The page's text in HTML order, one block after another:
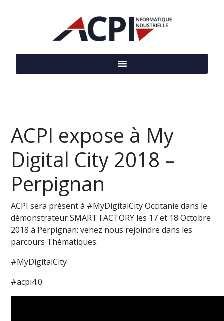
ACPI expose à My
Digital City 2018 –
Perpignan
ACPI sera présent à #MyDigitalCity Occitanie dans le
démonstrateur SMART FACTORY les 17 et 18 Octobre
2018 à Perpignan: venez nous rejoindre dans les
parcours Thématiques.
#MyDigitalCity
#acpi4.0